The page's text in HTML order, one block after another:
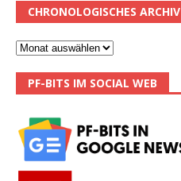
CHRONOLOGISCHES ARCHIV
PF-BITS IM SOCIAL WEB